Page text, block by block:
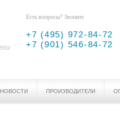
Есть вопросы? Звоните
+7 (495) 972-84-72
+7 (901) 546-84-72
НОВОСТИ ПРОИЗВОДИТЕЛИ